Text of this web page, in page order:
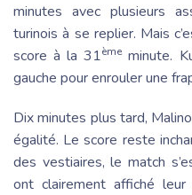
minutes avec plusieurs
turinois à se replier. Mais
score à la 31ème minute.
gauche pour enrouler une
Dix minutes plus tard,
égalité. Le score reste
des vestiaires, le match
ont clairement affiché